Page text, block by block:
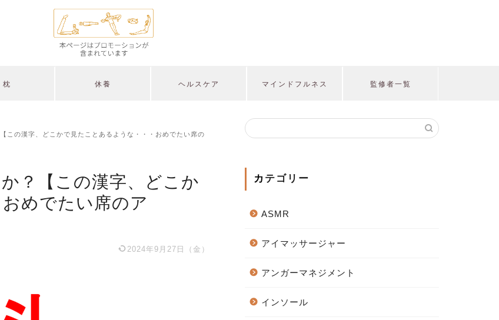
枕 休養 ヘルスケア マインドフルネス 監修者一覧
この漢字、どこかで見たことあるような・・・おめでたい席の
？【この漢字、どこか
めでたい席のア
2024年9月27日（金）
カテゴリー
ASMR
アイマッサージャー
アンガーマネジメント
インソール